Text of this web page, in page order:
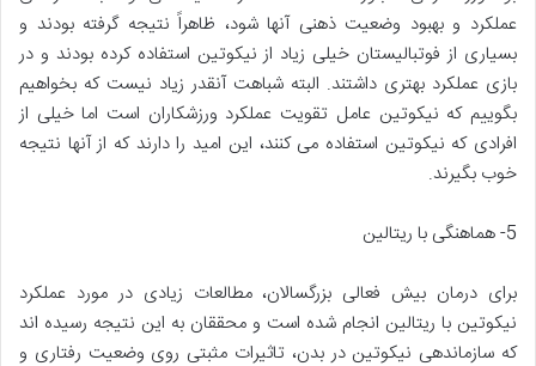
عملکرد و بهبود وضعیت ذهنی آنها شود، ظاهراً نتیجه گرفته بودند و
بسیاری از فوتبالیستان خیلی زیاد از نیکوتین استفاده کرده بودند و در
بازی عملکرد بهتری داشتند. البته شباهت آنقدر زیاد نیست که بخواهیم
بگوییم که نیکوتین عامل تقویت عملکرد ورزشکاران است اما خیلی از
افرادی که نیکوتین استفاده می کنند، این امید را دارند که از آنها نتیجه
خوب بگیرند.
5- هماهنگی با ریتالین
برای درمان بیش فعالی بزرگسالان، مطالعات زیادی در مورد عملکرد
نیکوتین با ریتالین انجام شده است و محققان به این نتیجه رسیده اند
که سازماندهی نیکوتین در بدن، تاثیرات مثبتی روی وضعیت رفتاری و